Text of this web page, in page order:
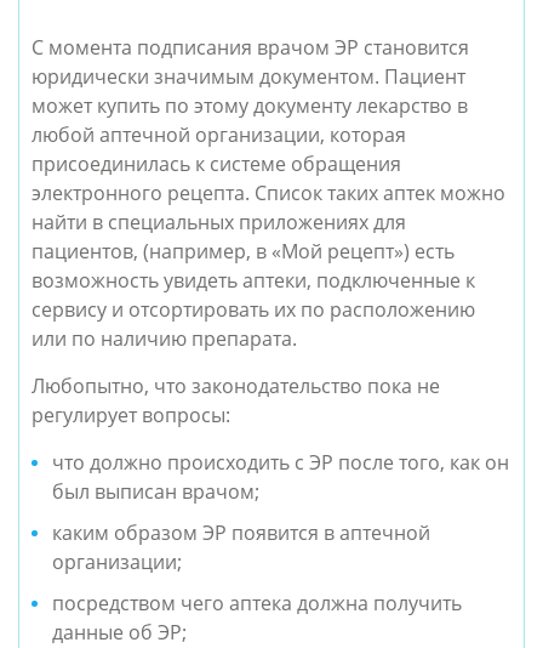
С момента подписания врачом ЭР становится
юридически значимым документом. Пациент
может купить по этому документу лекарство в
любой аптечной организации, которая
присоединилась к системе обращения
электронного рецепта. Список таких аптек можно
найти в специальных приложениях для
пациентов, (например, в «Мой рецепт») есть
возможность увидеть аптеки, подключенные к
сервису и отсортировать их по расположению
или по наличию препарата.
Любопытно, что законодательство пока не
регулирует вопросы:
что должно происходить с ЭР после того, как он
был выписан врачом;
каким образом ЭР появится в аптечной
организации;
посредством чего аптека должна получить
данные об ЭР;